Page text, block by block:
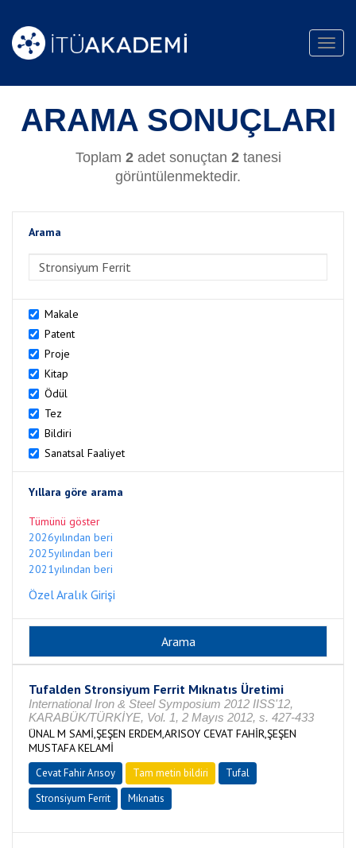
ARAMA SONUÇLARI
Toplam 2adet sonuçtan 2tanesi
görüntülenmektedir.
Arama
Makale
Patent
Proje
Kitap
Ödül
Tez
Bildiri
Sanatsal Faaliyet
Yıllara göre arama
Tümünü göster
2026yılından beri
2025yılından beri
2021yılından beri
Özel Aralık Girişi
Tufalden Stronsiyum Ferrit Mıknatıs Üretimi
International Iron & Steel Symposium 2012 IISS'12,
KARABÜK/TÜRKİYE, Vol. 1, 2 Mayıs 2012, s. 427-433
ÜNAL M SAMİ,ŞEŞEN ERDEM,ARISOY CEVAT FAHİR,ŞEŞEN
MUSTAFA KELAMİ
Cevat Fahir Arısoy Tam metin bildiri
Tufal
Stronsiyum Ferrit
Mıknatıs